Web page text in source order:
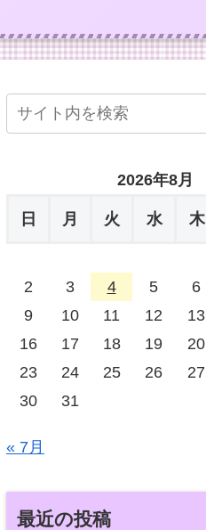
2026年8月
日 月 火 水 木
2
3 4 5 6
9
10 11 12 13
16
17 18 19 20
23
24 25 26 27
30
31
« 7月
最近の投稿